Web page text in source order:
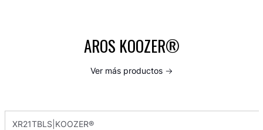
AROS KOOZER®
Ver más productos
XR21TBLS KOOZER®